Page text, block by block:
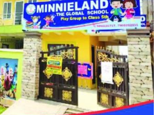
के मुताबिकउत्तराखंडके दो तिहाई
में टिकट कट सकता है। पार्टी और
सभी 47 सीटों पर कराए गए
स्थानीय स्तर पर गहरी नाराजगी